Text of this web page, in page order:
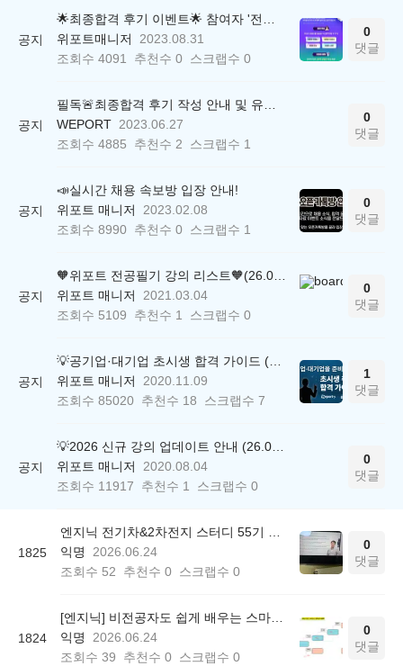
공지
🌟최종합격 후기 이벤트🌟 참여자 '전원' 백화점상품권 증정
위포트매니저
2023.08.31
조회수 4091 추천수 0 스크랩수 0
0
댓글
공지
필독🚨최종합격 후기 작성 안내 및 유의사항
WEPORT 2023.06.27
조회수 4885 추천수 2 스크랩수 1
0
댓글
공지
📣실시간 채용 속보방 입장 안내!
위포트 매니저
2023.02.08
조회수 8990 추천수 0 스크랩수 1
0
댓글
공지
🧡위포트 전공필기 강의 리스트🧡(26.05.22 ver.)
위포트 매니저
2021.03.04
조회수 5109 추천수 1 스크랩수 0
0
댓글
공지
💡공기업·대기업 초시생 합격 가이드 (26.04.21 ver.)
위포트 매니저
2020.11.09
조회수 85020 추천수 18 스크랩수 7
1
댓글
공지
💡2026 신규 강의 업데이트 안내 (26.04.17 ver.)
위포트 매니저
2020.08.04
조회수 11917 추천수 1 스크랩수 0
0
댓글
1825
엔지닉 전기차&2차전지 스터디 55기 참여후기
익명
2026.06.24
조회수 52 추천수 0 스크랩수 0
0
댓글
1824
[엔지닉] 비전공자도 쉽게 배우는 스마트팩토리 AI 품질관리 3일완성 온라인 무료스터디 후기
익명
2026.06.24
조회수 39 추천수 0 스크랩수 0
0
댓글